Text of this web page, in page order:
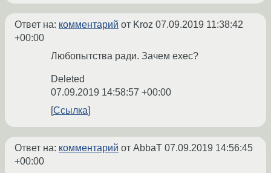
Ответ на: комментарий от Kroz 07.09.2019 11:38:42
+00:00
Любопытства ради. Зачем exec?
Deleted
07.09.2019 14:58:57 +00:00
Ссылка
Ответ на: комментарий от AbbaT 07.09.2019 14:56:45
+00:00